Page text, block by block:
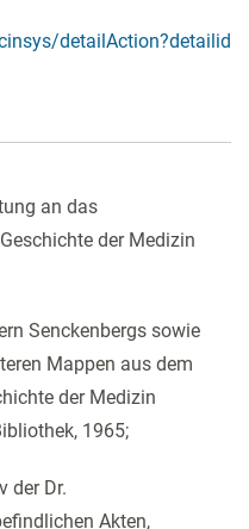
detailAction?detailid
an das
der Medizin
Senckenbergs sowie
Mappen aus dem
der Medizin
1965;
der Dr.
Akten,